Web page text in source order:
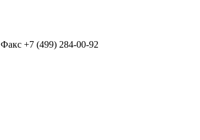
Факс +7 (499) 284-00-92